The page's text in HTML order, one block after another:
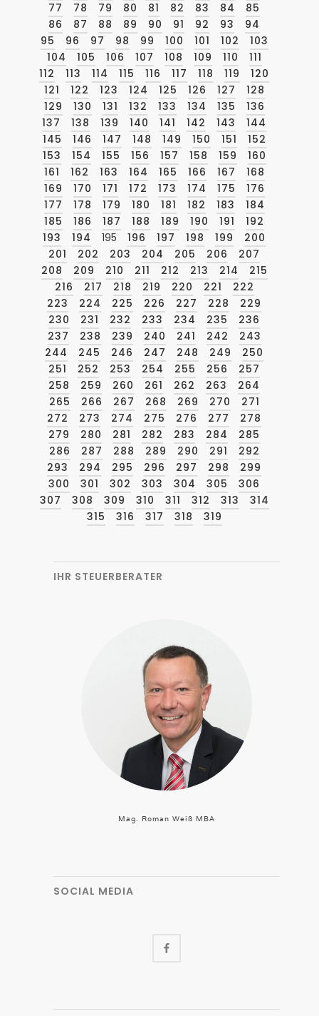
77 78 79 80 81 82 83 84
85
86
87 88 89 90 91 92 93
94
95
96 97 98 99 100 101 102
103
104
105 106 107 108 109 110
111
112
113 114 115 116 117 118 119
120
121
122 123 124 125 126 127
128
129
130 131 132 133 134 135
136
137
138 139 140 141 142 143
144
145
146 147 148 149 150 151
152
153
154 155 156 157 158 159
160
161
162 163 164 165 166 167
168
169
170 171 172 173 174 175
176
177
178 179 180 181 182 183
184
185
186 187 188 189 190 191
192
193
194 195 196 197 198 199
200
201
202 203 204 205 206
207
208
209 210 211 212 213 214
215
216
217 218 219 220 221
222
223
224 225 226 227 228
229
230
231 232 233 234 235
236
237
238 239 240 241 242
243
244
245 246 247 248 249
250
251
252 253 254 255 256
257
258
259 260 261 262 263
264
265
266 267 268 269 270
271
272
273 274 275 276 277
278
279
280 281 282 283 284
285
286
287 288 289 290 291
292
293
294 295 296 297 298
299
300
301 302 303 304 305
306
307
308 309 310 311 312 313
314
315
316 317 318 319
IHR STEUERBERATER
Mag. Roman Weiß MBA
SOCIAL MEDIA